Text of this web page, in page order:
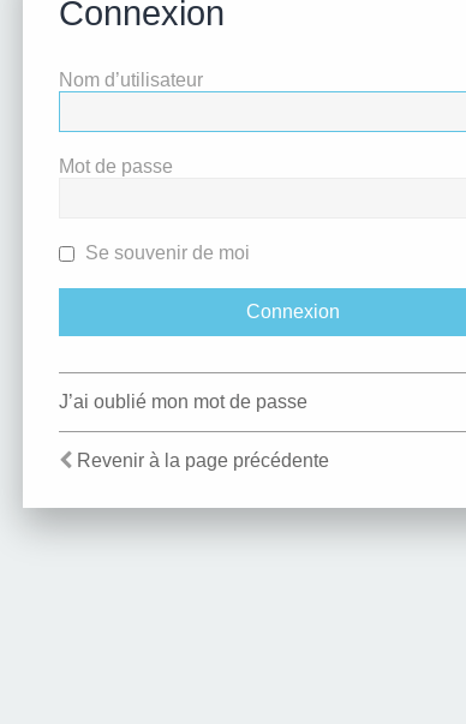
Connexion
Nom d’utilisateur
Mot de passe
Se souvenir de moi
J’ai oublié mon mot de passe
Revenir à la page précédente